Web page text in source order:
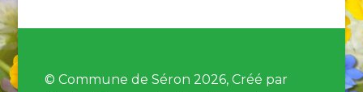
© Commune de Séron 2026, Créé par